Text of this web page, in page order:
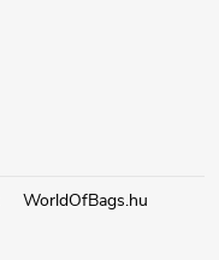
WorldOfBags.hu